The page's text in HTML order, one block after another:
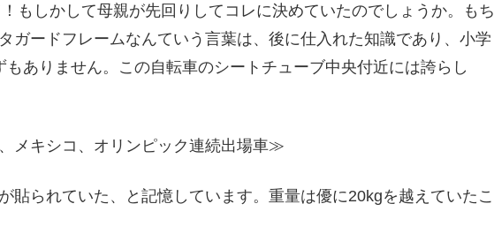
もしかして母親が先回りしてコレに決めていたのでしょうか。もち
ガードフレームなんていう言葉は、後に仕入れた知識であり、小学
ありません。この自転車のシートチューブ中央付近には誇らし
メキシコ、オリンピック連続出場車≫
貼られていた、と記憶しています。重量は優に20kgを越えていたこ